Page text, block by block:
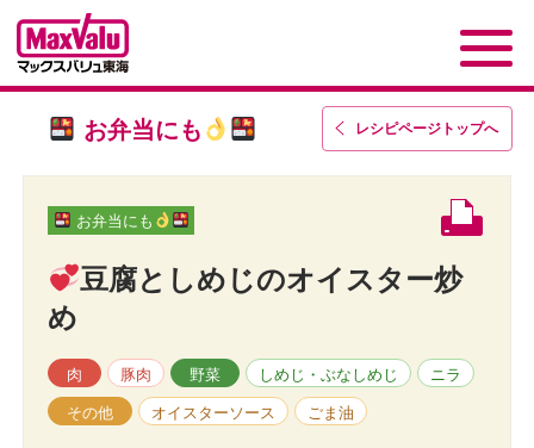
レシピページトップへ
お弁当にも
お弁当にも
豆腐としめじのオイスター炒
め
肉 豚肉 野菜 しめじ・ぶなしめじ ニラ
その他 オイスターソース ごま油